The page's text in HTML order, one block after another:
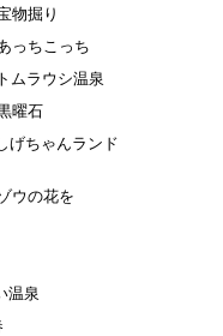
物掘り
ちこっち
ラウシ温泉
曜石
ちゃんランド
ウの花を
温泉